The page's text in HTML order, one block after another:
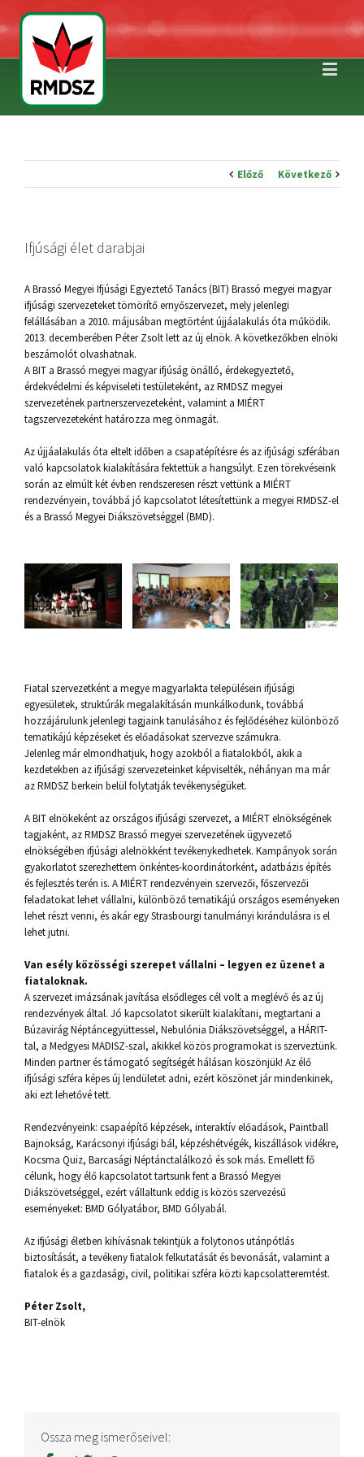
Előző Következő
Ifjúsági élet darabjai
A Brassó Megyei Ifjúsági Egyeztető Tanács (BIT) Brassó megyei magyar
ifjúsági szervezeteket tömörítő ernyőszervezet, mely jelenlegi
felállásában a 2010. májusában megtörtént újjáalakulás óta működik.
2013. decemberében Péter Zsolt lett az új elnök. A következőkben elnöki
beszámolót olvashatnak.
A BIT a Brassó megyei magyar ifjúság önálló, érdekegyeztető,
érdekvédelmi és képviseleti testületeként, az RMDSZ megyei
szervezetének partnerszervezeteként, valamint a MIÉRT
tagszervezeteként határozza meg önmagát.
Az újjáalakulás óta eltelt időben a csapatépítésre és az ifjúsági szférában
való kapcsolatok kialakítására fektettük a hangsúlyt. Ezen törekvéseink
során az elmúlt két évben rendszeresen részt vettünk a MIÉRT
rendezvényein, továbbá jó kapcsolatot létesítettünk a megyei RMDSZ-el
és a Brassó Megyei Diákszövetséggel (BMD).
Fiatal szervezetként a megye magyarlakta településein ifjúsági
egyesületek, struktúrák megalakításán munkálkodunk, továbbá
hozzájárulunk jelenlegi tagjaink tanulásához és fejlődéséhez különböző
tematikájú képzéseket és előadásokat szervezve számukra.
Jelenleg már elmondhatjuk, hogy azokból a fiatalokból, akik a
kezdetekben az ifjúsági szervezeteinket képviselték, néhányan ma már
az RMDSZ berkein belül folytatják tevékenységüket.
A BIT elnökeként az országos ifjúsági szervezet, a MIÉRT elnökségének
tagjaként, az RMDSZ Brassó megyei szervezetének ügyvezető
elnökségében ifjúsági alelnökként tevékenykedhetek. Kampányok során
gyakorlatot szerezhettem önkéntes-koordinátorként, adatbázis építés
és fejlesztés terén is. A MIÉRT rendezvényein szervezői, főszervezői
feladatokat lehet vállalni, különböző tematikájú országos eseményeken
lehet részt venni, és akár egy Strasbourgi tanulmányi kirándulásra is el
lehet jutni.
Van esély közösségi szerepet vállalni – legyen ez üzenet a
fiataloknak.
A szervezet imázsának javítása elsődleges cél volt a meglévő és az új
rendezvények által. Jó kapcsolatot sikerült kialakítani, megtartani a
Búzavirág Néptáncegyüttessel, Nebulónia Diákszövetséggel, a HÁRIT-
tal, a Medgyesi MADISZ-szal, akikkel közös programokat is szerveztünk.
Minden partner és támogató segítségét hálásan köszönjük! Az élő
ifjúsági szféra képes új lendületet adni, ezért köszönet jár mindenkinek,
aki ezt lehetővé tett.
Rendezvényeink: csapaépítő képzések, interaktív előadások, Paintball
Bajnokság, Karácsonyi ifjúsági bál, képzéshétvégék, kiszállások vidékre,
Kocsma Quiz, Barcasági Néptánctalálkozó és sok más. Emellett fő
célunk, hogy élő kapcsolatot tartsunk fent a Brassó Megyei
Diákszövetséggel, ezért vállaltunk eddig is közös szervezésű
eseményeket: BMD Gólyatábor, BMD Gólyabál.
Az ifjúsági életben kihívásnak tekintjük a folytonos utánpótlás
biztosítását, a tevékeny fiatalok felkutatását és bevonását, valamint a
fiatalok és a gazdasági, civil, politikai szféra közti kapcsolatteremtést.
Péter Zsolt,
BIT-elnök
Ossza meg ismerőseivel: